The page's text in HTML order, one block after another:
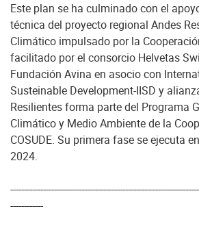
Este plan se ha culminado con el
técnica del proyecto regional Andes
Climático impulsado por la
facilitado por el consorcio Helvetas
Fundación Avina en asocio con
Susteinable Development-IISD y
Resilientes forma parte del Programa
Climático y Medio Ambiente de la
COSUDE. Su primera fase se ejecuta
2024.
------------